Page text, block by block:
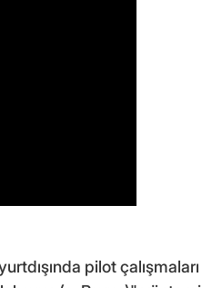
pilot çalışmaları